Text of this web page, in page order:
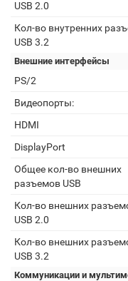
USB 2.0
Кол-во внутренних
USB 3.2
Внешние интерфейсы
PS/2
Видеопорты:
HDMI
DisplayPort
Общее кол-во внешних
разъемов USB
Кол-во внешних
USB 2.0
Кол-во внешних
USB 3.2
Коммуникации и